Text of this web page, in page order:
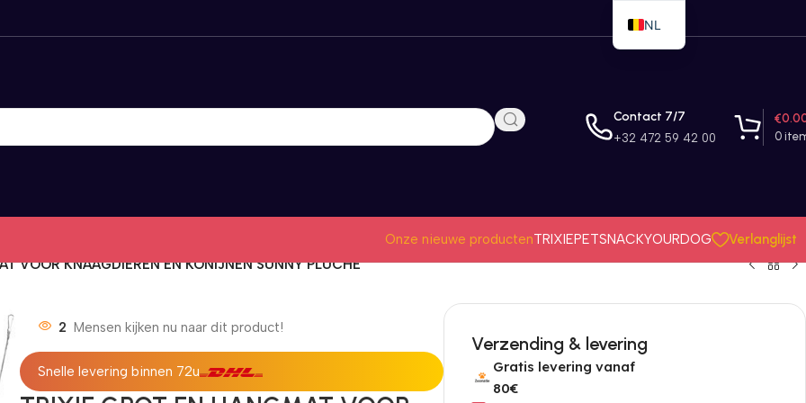
Contact 7/7
+32 472 59 42 00 0
€
Onze nieuwe productenTRIXIEPETSNACKYOURDOG
Verlanglijst
VOOR KNAAGDIEREN EN KONIJNEN SUNNY PLUCHE
2 Mensen kijken nu naar dit product!
Snelle levering binnen 72u
Verzending & levering
Gratis levering vanaf
80€
NL
EN